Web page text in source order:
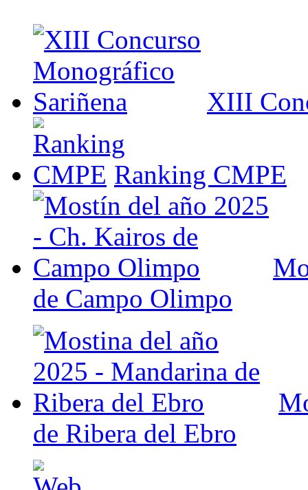
XIII
Ranking CMPE
de Campo Olimpo
de Ribera del Ebro